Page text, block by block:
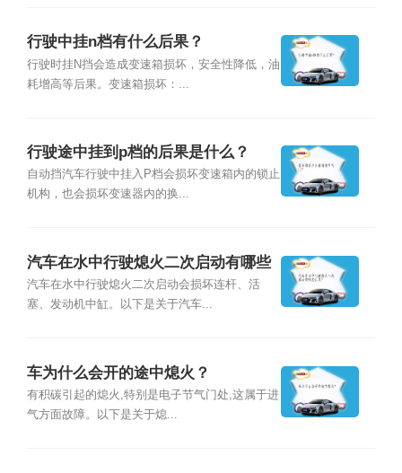
行驶中挂n档有什么后果？
行驶时挂N挡会造成变速箱损坏，安全性降低，油
耗增高等后果。变速箱损坏：...
行驶途中挂到p档的后果是什么？
自动挡汽车行驶中挂入P档会损坏变速箱内的锁止
机构，也会损坏变速器内的换...
汽车在水中行驶熄火二次启动有哪些
后果？
汽车在水中行驶熄火二次启动会损坏连杆、活
塞、发动机中缸。以下是关于汽车...
车为什么会开的途中熄火？
有积碳引起的熄火,特别是电子节气门处,这属于进
气方面故障。以下是关于熄...